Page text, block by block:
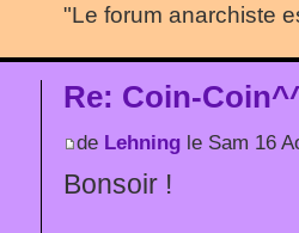
"Le forum anarchiste
Re: Coin-
de Lehningle Sam 16
Bonsoir !